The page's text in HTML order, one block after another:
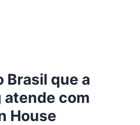
Brasil que a
atende com
House